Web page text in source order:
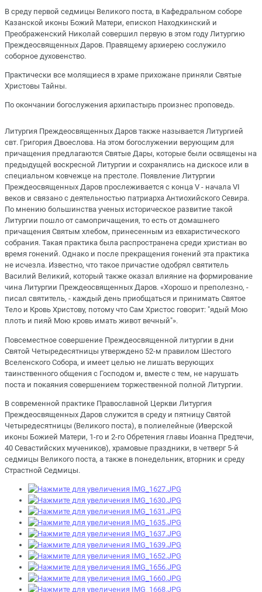
В среду первой седмицы Великого поста, в Кафедральном соборе
Казанской иконы Божий Матери, епископ Находкинский и
Преображенский Николай совершил первую в этом году Литургию
Преждеосвященных Даров. Правящему архиерею сослужило
соборное духовенство.
Практически все молящиеся в храме прихожане приняли Святые
Христовы Тайны.
По окончании богослужения архипастырь произнес проповедь.
Литургия Преждеосвященных Даров также называется Литургией
свт. Григория Двоеслова. На этом богослужении верующим для
причащения предлагаются Святые Дары, которые были освящены на
предыдущей воскресной Литургии и сохранялись на дискосе или в
специальном ковчежце на престоле. Появление Литургии
Преждеосвященных Даров прослеживается с конца V - начала VI
веков и связано с деятельностью патриарха Антиохийского Севира.
По мнению большинства ученых историческое развитие такой
Литургии пошло от самопричащения, то есть от домашнего
причащения Святым хлебом, принесенным из евхаристического
собрания. Такая практика была распространена среди христиан во
время гонений. Однако и после прекращения гонений эта практика
не исчезла. Известно, что такое причастие одобрял святитель
Василий Великий, который также оказал влияние на формирование
чина Литургии Преждеосвященных Даров. «Хорошо и преполезно, -
писал святитель, - каждый день приобщаться и принимать Святое
Тело и Кровь Христову, потому что Сам Христос говорит: "ядый Мою
плоть и пияй Мою кровь имать живот вечный"».
Повсеместное совершение Преждеосвященной литургии в дни
Святой Четыредесятницы утверждено 52-м правилом Шестого
Вселенского Собора, и имеет целью не лишать верующих
таинственного общения с Господом и, вместе с тем, не нарушать
поста и покаяния совершением торжественной полной Литургии.
В современной практике Православной Церкви Литургия
Преждеосвященных Даров служится в среду и пятницу Святой
Четыредесятницы (Великого поста), в полиелейные (Иверской
иконы Божией Матери, 1-го и 2-го Обретения главы Иоанна Предтечи,
40 Севастийских мучеников), храмовые праздники, в четверг 5-й
седмицы Великого поста, а также в понедельник, вторник и среду
Страстной Седмицы.